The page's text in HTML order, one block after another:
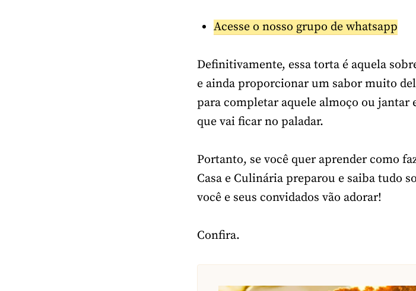
Acesse o nosso grupo de whatsapp
Definitivamente, essa torta é aquela
e ainda proporcionar um sabor muito
para completar aquele almoço ou jantar
que vai ficar no paladar.
Portanto, se você quer aprender como
Casa e Culinária preparou e saiba tudo
você e seus convidados vão adorar!
Confira.